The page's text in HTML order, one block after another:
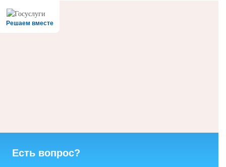
Решаем вместе
Есть вопрос?